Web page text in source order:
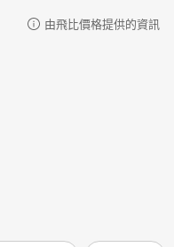
由飛比價格提供的資訊